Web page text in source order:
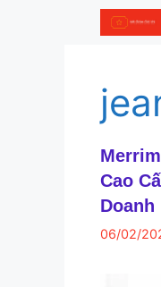
Cao
Doanh
06/02/